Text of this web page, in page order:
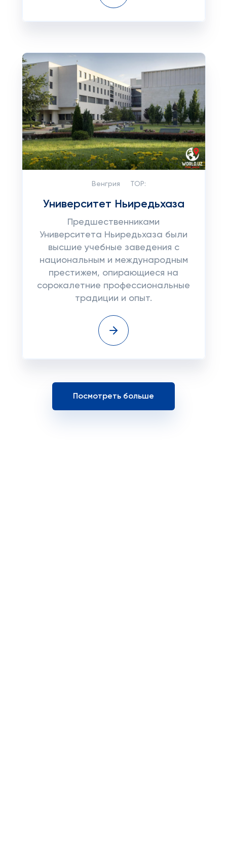
Венгрия TOP:
Университет Ньиредьхаза
Предшественниками
Университета Ньиредьхаза были
высшие учебные заведения с
национальным и международным
престижем, опирающиеся на
сорокалетние профессиональные
традиции и опыт.
Посмотреть больше